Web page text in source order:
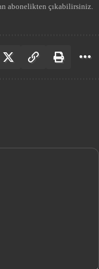
abonelikten çıkabilirsiniz.